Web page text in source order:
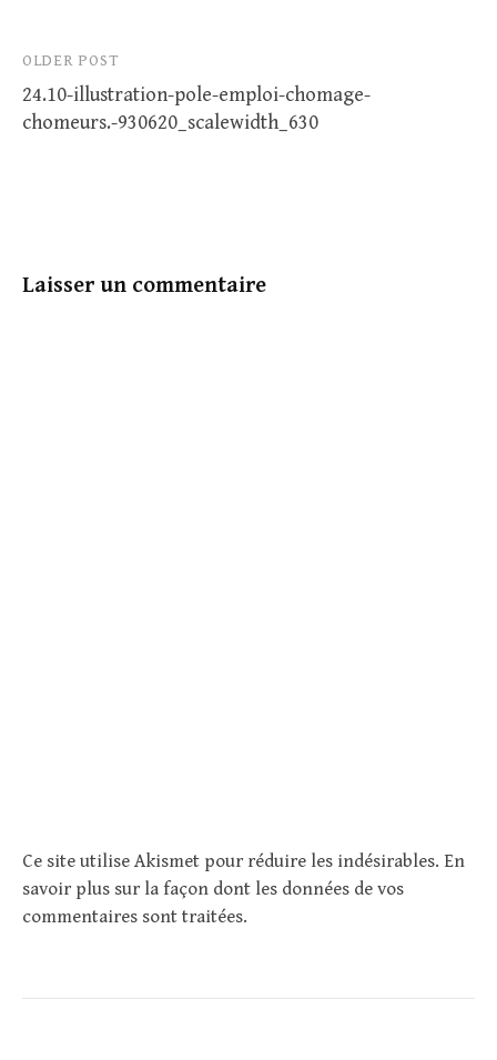
Post
navigation
OLDER POST
24.10-illustration-pole-emploi-chomage-
chomeurs.-930620_scalewidth_630
Laisser un commentaire
Ce site utilise Akismet pour réduire les indésirables. En
savoir plus sur la façon dont les données de vos
commentaires sont traitées.